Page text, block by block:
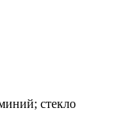
стекло